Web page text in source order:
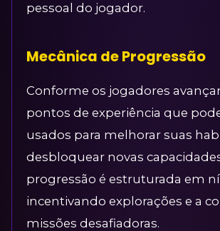
pessoal do jogador.
Mecânica de Progressão
Conforme os jogadores
pontos de experiência que
usados para melhorar suas
desbloquear novas
progressão é estruturada em
incentivando explorações e a
missões desafiadoras.